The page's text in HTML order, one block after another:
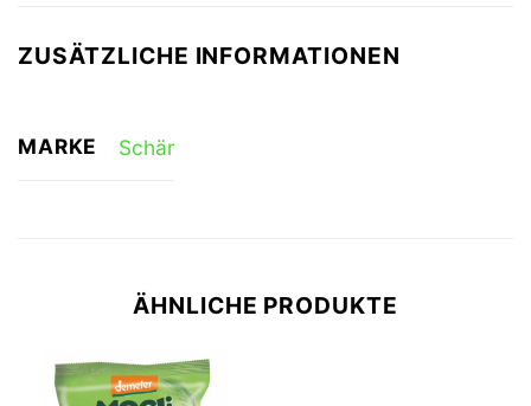
ZUSÄTZLICHE INFORMATIONEN
MARKE Schär
ÄHNLICHE PRODUKTE